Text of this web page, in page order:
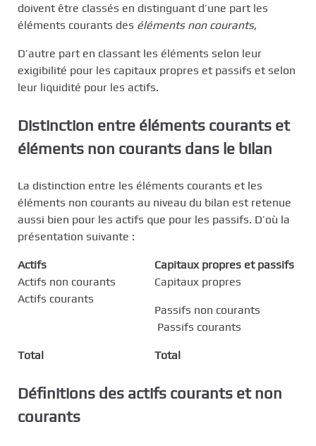
doivent être classés en distinguant d’une part les
éléments courants des éléments non courants,
D’autre part en classant les éléments selon leur
exigibilité pour les capitaux propres et passifs et selon
leur liquidité pour les actifs.
Distinction entre éléments courants et
éléments non courants dans le bilan
La distinction entre les éléments courants et les
éléments non courants au niveau du bilan est retenue
aussi bien pour les actifs que pour les passifs. D’où la
présentation suivante :
Actifs
Capitaux propres et passifs
Actifs non courants
Capitaux propres
Actifs courants
Passifs non courants
Passifs courants
Total Total
Définitions des actifs courants et non
courants